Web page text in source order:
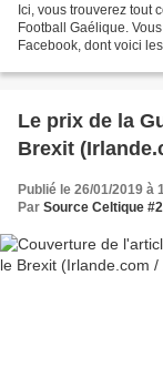
Ici, vous trouverez tout
Football Gaélique.
Facebook, dont voici
Le prix de la
Brexit
Publié le 26/01/2019 à
Par Source Celtique #2